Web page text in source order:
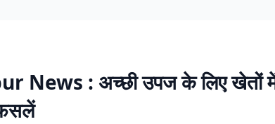
News : अच्छी उपज के लिए खेतों